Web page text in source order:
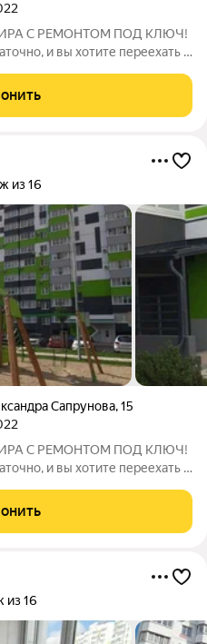
С РЕМОНТОМ ПОД КЛЮЧ!
и вы хотите переехать в
по магазинам.
вы
из 16
Сапрунова,15
С РЕМОНТОМ ПОД КЛЮЧ!
и вы хотите переехать в
новую по магазинам.
вы
из 16